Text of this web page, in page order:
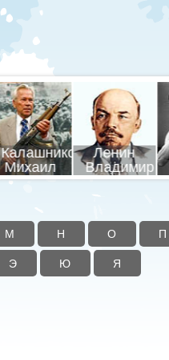
Калашников
Михаил
Ленин
Владимир
М Н О П
Э Ю Я